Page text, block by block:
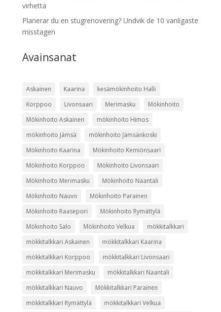
virhettä
Planerar du en stugrenovering? Undvik de 10 vanligaste
misstagen
Avainsanat
Askainen Kaarina
kesämökinhoito Halli
Korppoo
Livonsaari Merimasku
Mökinhoito
Mökinhoito Askainen
mökinhoito Himos
mökinhoito Jämsä
mökinhoito Jämsänkoski
Mökinhoito Kaarina
Mökinhoito Kemiönsaari
Mökinhoito Korppoo
Mökinhoito Livonsaari
Mökinhoito Merimasku
Mökinhoito Naantali
Mökinhoito Nauvo
Mökinhoito Parainen
Mökinhoito Raasepori
Mökinhoito Rymättylä
Mökinhoito Salo
Mökinhoito Velkua
mökkitalkkari
mökkitalkkari Askainen
mökkitalkkari Kaarina
mökkitalkkari Korppoo
mökkitalkkari Livonsaari
mökkitalkkari Merimasku
mökkitalkkari Naantali
mökkitalkkari Nauvo
Mökkitalkkari Parainen
mökkitalkkari Rymättylä
mökkitalkkari Velkua